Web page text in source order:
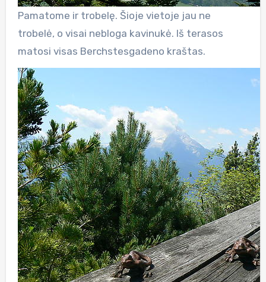
Pamatome ir trobelę. Šioje vietoje jau ne
trobelė, o visai nebloga kavinukė. Iš terasos
matosi visas Berchstesgadeno kraštas.